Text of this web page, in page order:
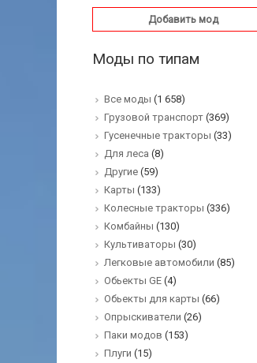
Добавить мод
Моды по типам
Все моды (1 658)
Грузовой транспорт (369)
Гусенечные тракторы (33)
Для леса (8)
Другие (59)
Карты (133)
Колесные тракторы (336)
Комбайны (130)
Культиваторы (30)
Легковые автомобили (85)
Обьекты GE (4)
Обьекты для карты (66)
Опрыскиватели (26)
Паки модов (153)
Плуги (15)